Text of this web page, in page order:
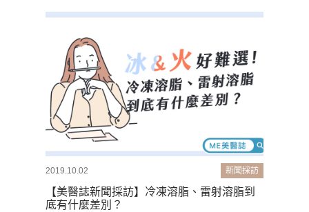
新聞採訪
2019.10.02
【美醫誌新聞採訪】冷凍溶脂、雷射溶脂到
底有什麼差別？